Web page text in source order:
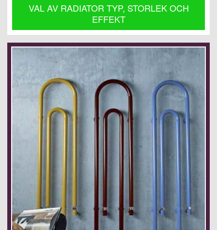
VAL AV RADIATOR TYP, STORLEK OCH
EFFEKT